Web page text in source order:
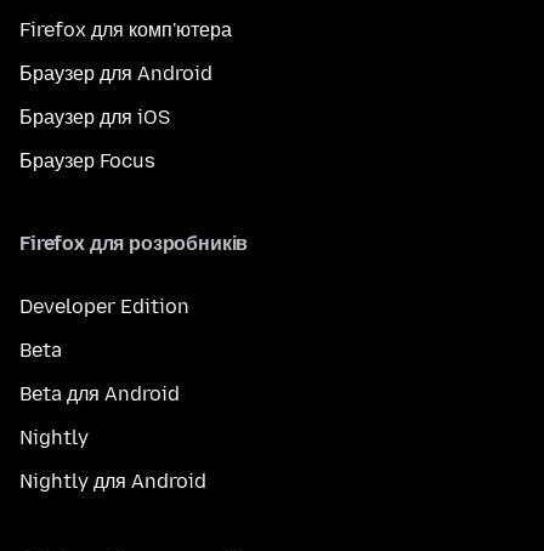
Firefox для комп'ютера
Браузер для Android
Браузер для iOS
Браузер Focus
Firefox для розробників
Developer Edition
Beta
Beta для Android
Nightly
Nightly для Android